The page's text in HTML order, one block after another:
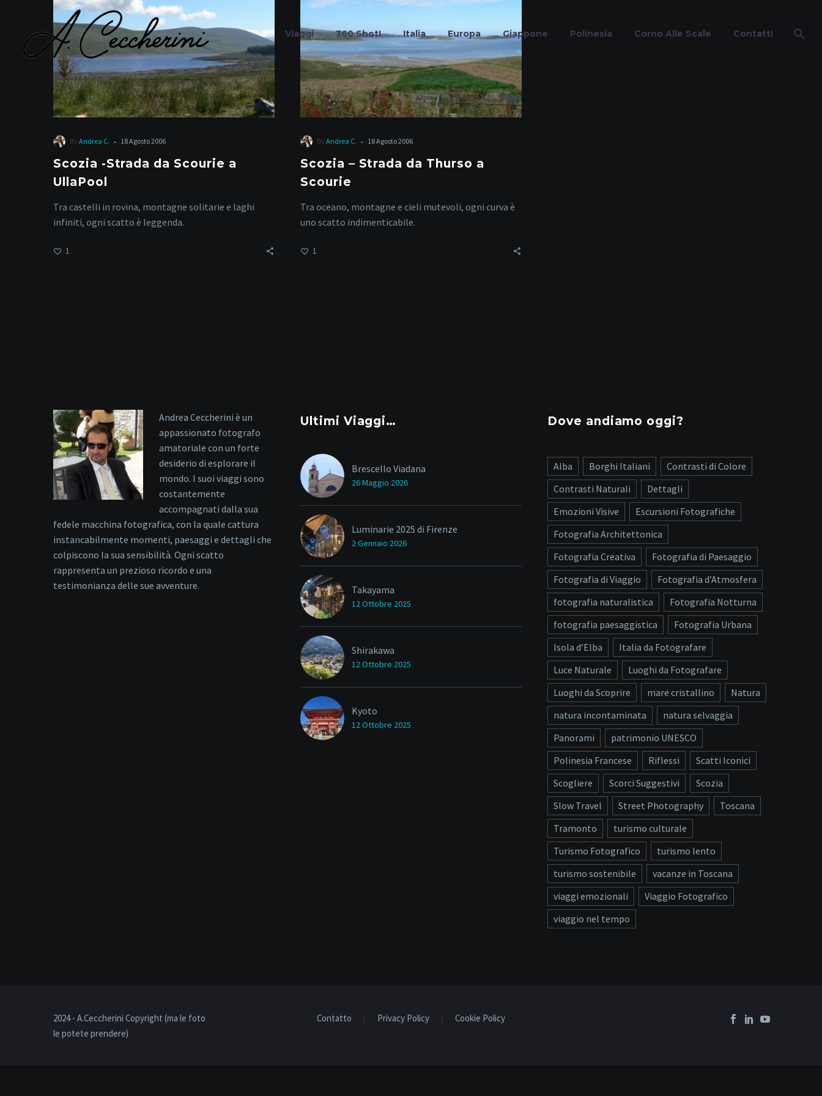
Viaggi 360 Shot! Italia Europa Giappone Polinesia Corno Alle Scale Contatti
Roadtrip
da
Scourie
a
UllaPool
By Andrea C. - 18 Agosto 2006
Scozia -Strada da Scourie a
UllaPool
Tra castelli in rovina, montagne solitarie e laghi
infiniti, ogni scatto è leggenda.
1
da
a
Scourie
By Andrea C. - 18 Agosto 2006
Scozia – Strada da Thurso a
Scourie
Tra oceano, montagne e cieli mutevoli, ogni curva è
uno scatto indimenticabile.
1
Andrea Ceccherini è un
appassionato fotografo
amatoriale con un forte
desiderio di esplorare il
mondo. I suoi viaggi sono
costantemente
accompagnati dalla sua
fedele macchina fotografica, con la quale cattura
instancabilmente momenti, paesaggi e dettagli che
colpiscono la sua sensibilità. Ogni scatto
rappresenta un prezioso ricordo e una
testimonianza delle sue avventure.
Ultimi Viaggi…
Brescello Viadana
26 Maggio 2026
Luminarie 2025 di Firenze
2 Gennaio 2026
Takayama
12 Ottobre 2025
Shirakawa
12 Ottobre 2025
Kyoto
12 Ottobre 2025
Dove andiamo oggi?
Alba Borghi Italiani
Contrasti di Colore
Contrasti Naturali
Dettagli
Emozioni Visive
Escursioni Fotografiche
Fotografia Architettonica
Fotografia Creativa
Fotografia di Paesaggio
Fotografia di Viaggio
Fotografia d’Atmosfera
fotografia naturalistica
Fotografia Notturna
fotografia paesaggistica
Fotografia Urbana
Isola d’Elba
Italia da Fotografare
Luce Naturale
Luoghi da Fotografare
Luoghi da Scoprire
mare cristallino
Natura
natura incontaminata
natura selvaggia
Panorami
patrimonio UNESCO
Polinesia Francese
Riflessi
Scatti Iconici
Scogliere
Scorci Suggestivi
Scozia
Slow Travel
Street Photography
Toscana
Tramonto
turismo culturale
Turismo Fotografico
turismo lento
turismo sostenibile
vacanze in Toscana
viaggi emozionali
Viaggio Fotografico
viaggio nel tempo
Contatto Privacy Policy Cookie Policy
2024 - A.Ceccherini Copyright (ma le foto
le potete prendere)